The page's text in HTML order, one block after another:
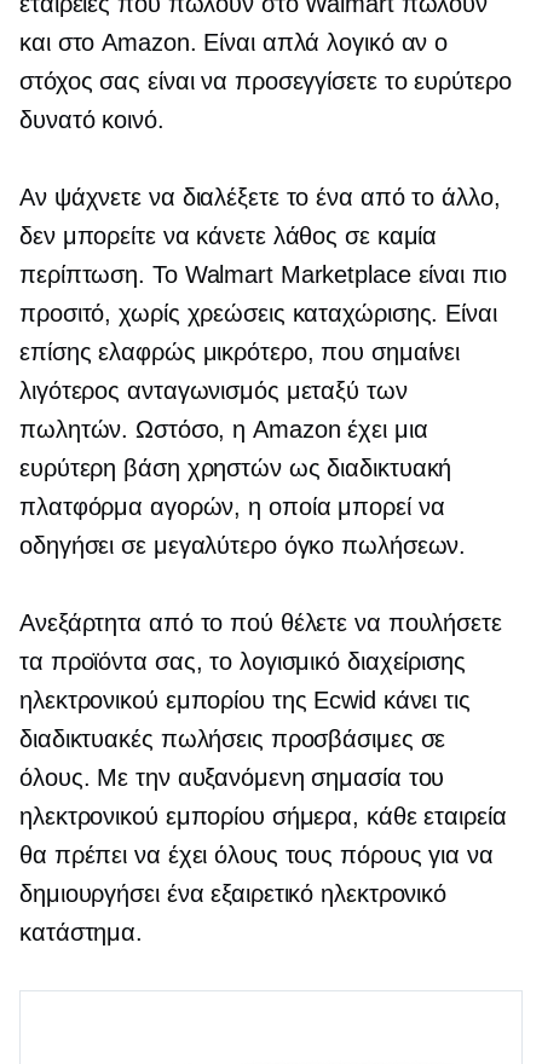
και στο Amazon. Είναι απλά λογικό αν ο
στόχος σας είναι να προσεγγίσετε το ευρύτερο
δυνατό κοινό.
Αν ψάχνετε να διαλέξετε το ένα από το άλλο,
δεν μπορείτε να κάνετε λάθος σε καμία
περίπτωση. Το Walmart Marketplace είναι πιο
προσιτό, χωρίς χρεώσεις καταχώρισης. Είναι
επίσης ελαφρώς μικρότερο, που σημαίνει
λιγότερος ανταγωνισμός μεταξύ των
πωλητών. Ωστόσο, η Amazon έχει μια
ευρύτερη βάση χρηστών ως διαδικτυακή
πλατφόρμα αγορών, η οποία μπορεί να
οδηγήσει σε μεγαλύτερο όγκο πωλήσεων.
Ανεξάρτητα από το πού θέλετε να πουλήσετε
τα προϊόντα σας, το λογισμικό διαχείρισης
ηλεκτρονικού εμπορίου της Ecwid κάνει τις
διαδικτυακές πωλήσεις προσβάσιμες σε
όλους. Με την αυξανόμενη σημασία του
ηλεκτρονικού εμπορίου σήμερα, κάθε εταιρεία
θα πρέπει να έχει όλους τους πόρους για να
δημιουργήσει ένα εξαιρετικό ηλεκτρονικό
κατάστημα.